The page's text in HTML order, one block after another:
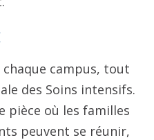
campus, tout
des Soins intensifs.
pièce où les familles
peuvent se réunir,